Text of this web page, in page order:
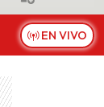
EN VIVO